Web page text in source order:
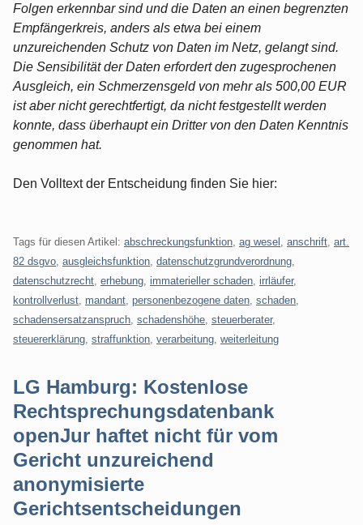
Folgen erkennbar sind und die Daten an einen begrenzten
Empfängerkreis, anders als etwa bei einem
unzureichenden Schutz von Daten im Netz, gelangt sind.
Die Sensibilität der Daten erfordert den zugesprochenen
Ausgleich, ein Schmerzensgeld von mehr als 500,00 EUR
ist aber nicht gerechtfertigt, da nicht festgestellt werden
konnte, dass überhaupt ein Dritter von den Daten Kenntnis
genommen hat.
Den Volltext der Entscheidung finden Sie hier:
Tags für diesen Artikel: abschreckungsfunktion ag wesel anschrift art.
82 dsgvo ausgleichsfunktion datenschutzgrundverordnung
datenschutzrecht erhebung immaterieller schaden irrläufer,
kontrollverlust mandant personenbezogene daten schaden
schadensersatzanspruch schadenshöhe steuerberater,
steuererklärung straffunktion verarbeitung weiterleitung
LG Hamburg: Kostenlose
Rechtsprechungsdatenbank
openJur haftet nicht für vom
Gericht unzureichend
anonymisierte
Gerichtsentscheidungen